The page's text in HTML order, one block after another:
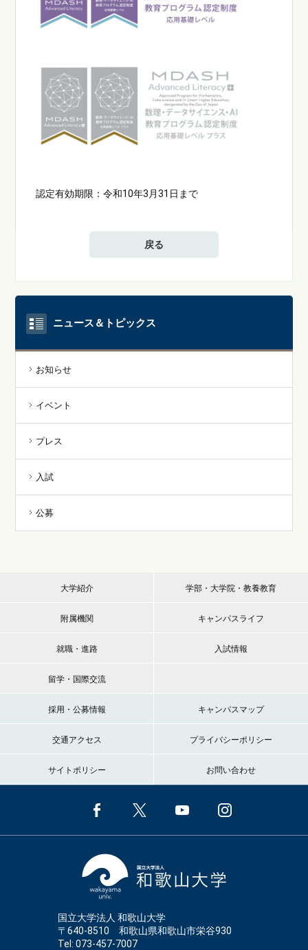
認定有効期限：令和10年3月31日まで
戻る
ニュース＆トピックス
お知らせ
イベント
プレス
入試
公募
大学紹介 学部・大学院・教養教育
附属機関 キャンパスライフ
就職・進路 入試情報
留学・国際交流
採用・公募情報 キャンパスマップ
交通アクセス プライバシーポリシー
サイトポリシー お問い合わせ
国立大学法人 和歌山大学
〒640-8510 和歌山県和歌山市栄谷930
Tel: 073-457-7007